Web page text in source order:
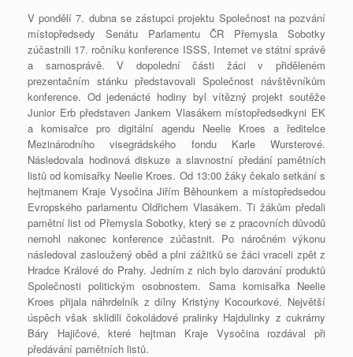
V pondělí 7. dubna se zástupci projektu Společnost na pozvání
místopředsedy Senátu Parlamentu ČR Přemysla Sobotky
zúčastnili 17. ročníku konference ISSS, Internet ve státní správě
a samosprávě. V dopolední části žáci v přiděleném
prezentačním stánku představovali Společnost návštěvníkům
konference. Od jedenácté hodiny byl vítězný projekt soutěže
Junior Erb představen Jankem Vlasákem místopředsedkyni EK
a komisařce pro digitální agendu Neelie Kroes a ředitelce
Mezinárodního visegrádského fondu Karle Wursterové.
Následovala hodinová diskuze a slavnostní předání pamětních
listů od komisařky Neelie Kroes. Od 13:00 žáky čekalo setkání s
hejtmanem Kraje Vysočina Jiřím Běhounkem a místopředsedou
Evropského parlamentu Oldřichem Vlasákem. Ti žákům předali
pamětní list od Přemysla Sobotky, který se z pracovních důvodů
nemohl nakonec konference zúčastnit. Po náročném výkonu
následoval zasloužený oběd a plni zážitků se žáci vraceli zpět z
Hradce Králové do Prahy. Jedním z nich bylo darování produktů
Společnosti politickým osobnostem. Sama komisařka Neelie
Kroes přijala náhrdelník z dílny Kristýny Kocourkové. Největší
úspěch však sklidili čokoládové pralinky Hajdulinky z cukrárny
Báry Hajičové, které hejtman Kraje Vysočina rozdával při
předávání pamětních listů.